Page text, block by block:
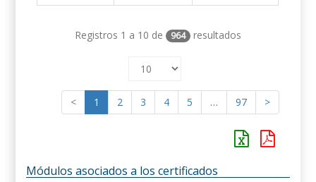
Registros 1 a 10 de 964 resultados
< 1 2 3 4 5 … 97 >
Módulos asociados a los certificados